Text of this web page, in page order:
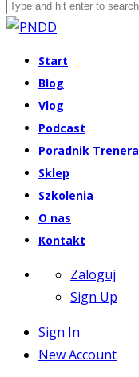
Start
Blog
Vlog
Podcast
Poradnik Trenera
Sklep
Szkolenia
O nas
Kontakt
Zaloguj
Sign Up
Sign In
New Account